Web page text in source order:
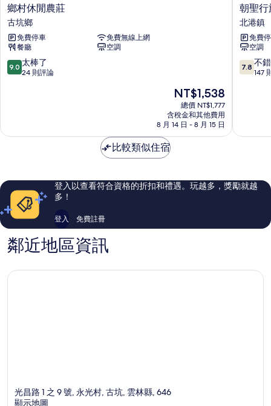
鄉
村
休
閒
農
莊
古
鄉村休閒農莊
古坑鄉
免費停車
免費無線上網
餐廳
空調
9.0
分，
棒
評
論
9.0 太棒了
24 則評論
現
在
價
格
為
NT$1,538
總價 NT$1,777
含稅金和其他費用
8 月 14 日 - 8 月 15 日
朝
聖
行
旅
北
港
鎮
朝聖行
北港鎮
免費
空調
7.8
分，
錯
評
論
7.8 不
147
比較類似住宿
登入以查看符合資格的折扣和禮遇。玩越多，獎勵就越
多！
登入 免費註冊
鄰近地區資訊
光昌路 1 之 9 號, 永光村, 古坑, 雲林縣, 646
顯示地圖